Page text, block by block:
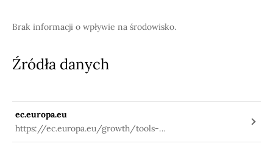
Brak informacji o wpływie na środowisko.
Źródła danych
ec.europa.eu
https://ec.europa.eu/growth/tools-
databases/cosing/index.cfm?